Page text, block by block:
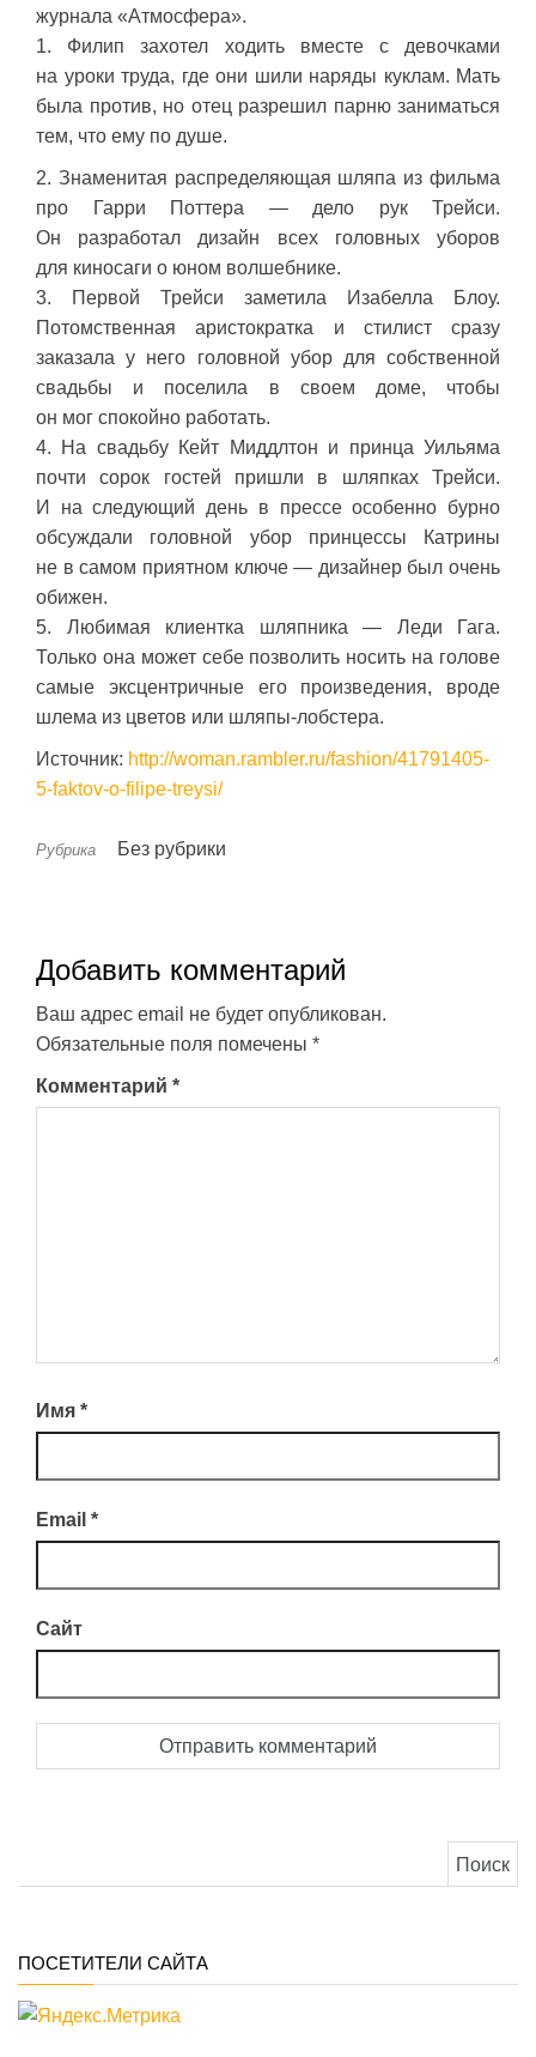
журнала «Атмосфера».
1. Филип захотел ходить вместе с девочками
на уроки труда, где они шили наряды куклам. Мать
была против, но отец разрешил парню заниматься
тем, что ему по душе.
2. Знаменитая распределяющая шляпа из фильма
про Гарри Поттера — дело рук Трейси.
Он разработал дизайн всех головных уборов
для киносаги о юном волшебнике.
3. Первой Трейси заметила Изабелла Блоу.
Потомственная аристократка и стилист сразу
заказала у него головной убор для собственной
свадьбы и поселила в своем доме, чтобы
он мог спокойно работать.
4. На свадьбу Кейт Миддлтон и принца Уильяма
почти сорок гостей пришли в шляпках Трейси.
И на следующий день в прессе особенно бурно
обсуждали головной убор принцессы Катрины
не в самом приятном ключе — дизайнер был очень
обижен.
5. Любимая клиентка шляпника — Леди Гага.
Только она может себе позволить носить на голове
самые эксцентричные его произведения, вроде
шлема из цветов или шляпы-лобстера.
Источник: http://woman.rambler.ru/fashion/41791405-
5-faktov-o-filipe-treysi/
Рубрика Без рубрики
Добавить комментарий
Ваш адрес email не будет опубликован.
Обязательные поля помечены *
Комментарий *
Имя *
Email *
Сайт
ПОСЕТИТЕЛИ САЙТА